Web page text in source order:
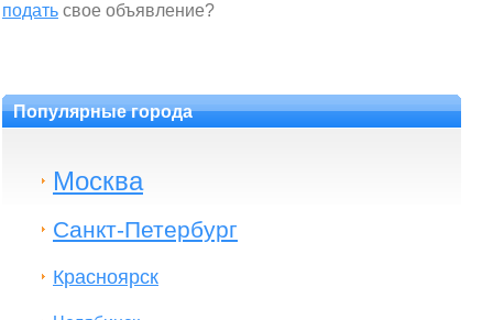
подать свое объявление?
Популярные города
Москва
Санкт-Петербург
Красноярск